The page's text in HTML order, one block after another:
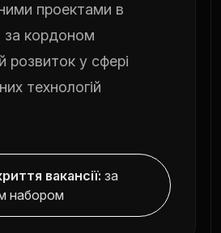
проектами в
за кордоном
розвиток у сфері
технологій
вакансії: за
набором